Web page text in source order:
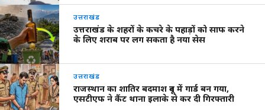
उत्तराखंड
उत्तराखंड के शहरों के कचरे के पहाड़ों को साफ करने
के लिए शराब पर लग सकता है नया सेस
उत्तराखंड
राजस्थान का शातिर बदमाश दून में गार्ड बन गया,
एसटीएफ ने कैंट थाना इलाके से कर दी गिरफ्तारी